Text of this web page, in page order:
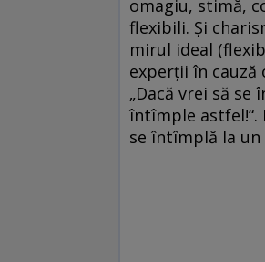
omagiu, stimă,
flexibili. Şi
mirul ideal
experţii în
„Dacă vrei să
întîmple astfel!“.
se întîmplă la